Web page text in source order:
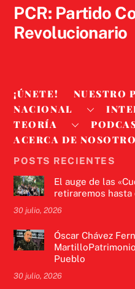
PCR: Partido
Revolucionario
¡ÚNETE!
NUESTRO
NACIONAL
TEORÍA
ACERCA DE
POSTS RECIENTES
El auge de las
retiraremos hasta
30 julio, 2026
Óscar Chávez
Pueblo
30 julio, 2026